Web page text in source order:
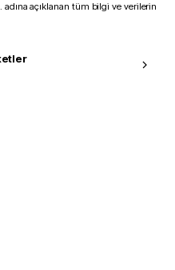
açıklanan tüm bilgi ve verilerin